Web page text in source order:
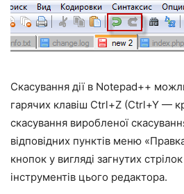
Скасування дії в Notepad++
гарячих клавіш Ctrl+Z (Ctrl+Y —
скасування виробленої
відповідних пунктів меню
кнопок у вигляді загнутих
інструментів цього редактора.